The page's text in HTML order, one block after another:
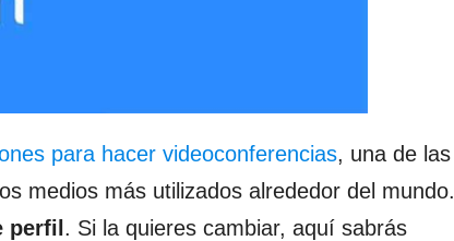
para hacer videoconferencias, una de las
medios más utilizados alrededor del mundo.
perfil. Si la quieres cambiar, aquí sabrás